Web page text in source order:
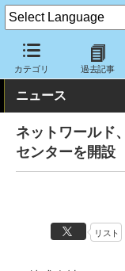
カテゴリ 過去記事
クラウド Watch トピ
ニュース
ネットワールド
センターを開設
リスト